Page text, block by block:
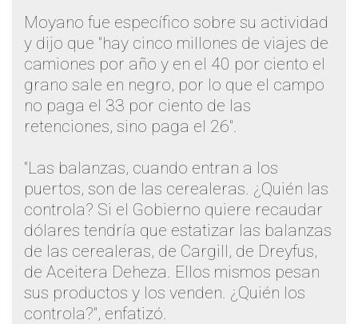
Moyano fue específico sobre su actividad
y dijo que "hay cinco millones de viajes de
camiones por año y en el 40 por ciento el
grano sale en negro, por lo que el campo
no paga el 33 por ciento de las
retenciones, sino paga el 26".
"Las balanzas, cuando entran a los
puertos, son de las cerealeras. ¿Quién las
controla? Si el Gobierno quiere recaudar
dólares tendría que estatizar las balanzas
de las cerealeras, de Cargill, de Dreyfus,
de Aceitera Deheza. Ellos mismos pesan
sus productos y los venden. ¿Quién los
controla?", enfatizó.